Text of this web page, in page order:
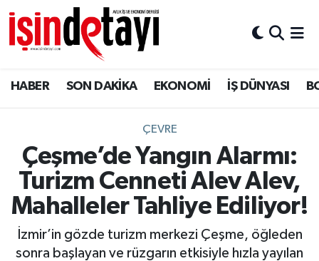
HABER SON DAKİKA EKONOMİ İŞ DÜNYASI
ÇEVRE
Çeşme’de Yangın Alarmı:
Turizm Cenneti Alev Alev,
Mahalleler Tahliye Ediliyor!
İzmir’in gözde turizm merkezi Çeşme, öğleden
sonra başlayan ve rüzgarın etkisiyle hızla yayılan
DÜNYA
Eğitim
ENERJİ HABERİ
GAYRİMENKUL
HABER
Nöbetçi Eczaneler
Hava Durumu
İstanbul Namaz Vakitleri
Trafik Durumu
Süper Lig Puan Durumu ve Fikstür
Tüm Manşetler